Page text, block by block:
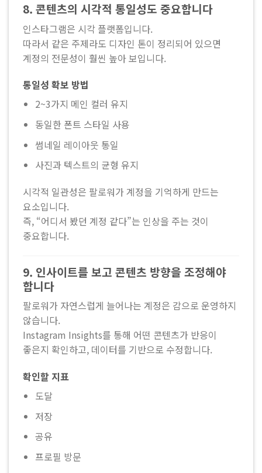
8. 콘텐츠의 시각적 통일성도 중요합니다
인스타그램은 시각 플랫폼입니다.
따라서 같은 주제라도 디자인 톤이 정리되어 있으면
계정의 전문성이 훨씬 높아 보입니다.
통일성 확보 방법
2~3가지 메인 컬러 유지
동일한 폰트 스타일 사용
썸네일 레이아웃 통일
사진과 텍스트의 균형 유지
시각적 일관성은 팔로워가 계정을 기억하게 만드는
요소입니다.
즉, “어디서 봤던 계정 같다”는 인상을 주는 것이
중요합니다.
9. 인사이트를 보고 콘텐츠 방향을 조정해야
합니다
팔로워가 자연스럽게 늘어나는 계정은 감으로 운영하지
않습니다.
Instagram Insights를 통해 어떤 콘텐츠가 반응이
좋은지 확인하고, 데이터를 기반으로 수정합니다.
확인할 지표
도달
저장
공유
프로필 방문